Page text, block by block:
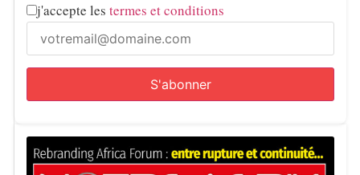
j'accepte les termes et conditions